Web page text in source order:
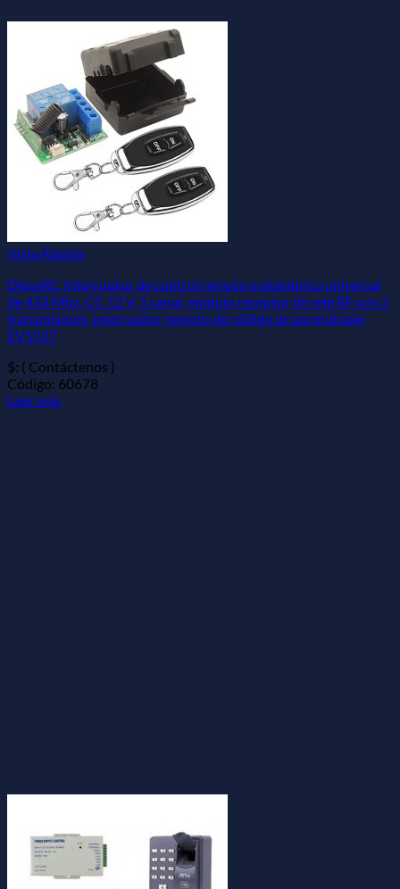
Vista Rápida
DieseRC Interruptor de control remoto inalámbrico universal
de 433 Mhz, CC 12 V, 1 canal, módulo receptor de relé RF con 2
transmisores, interruptor remoto de código de aprendizaje
EV1527
$: ( Contáctenos )
Código: 60678
Leer más